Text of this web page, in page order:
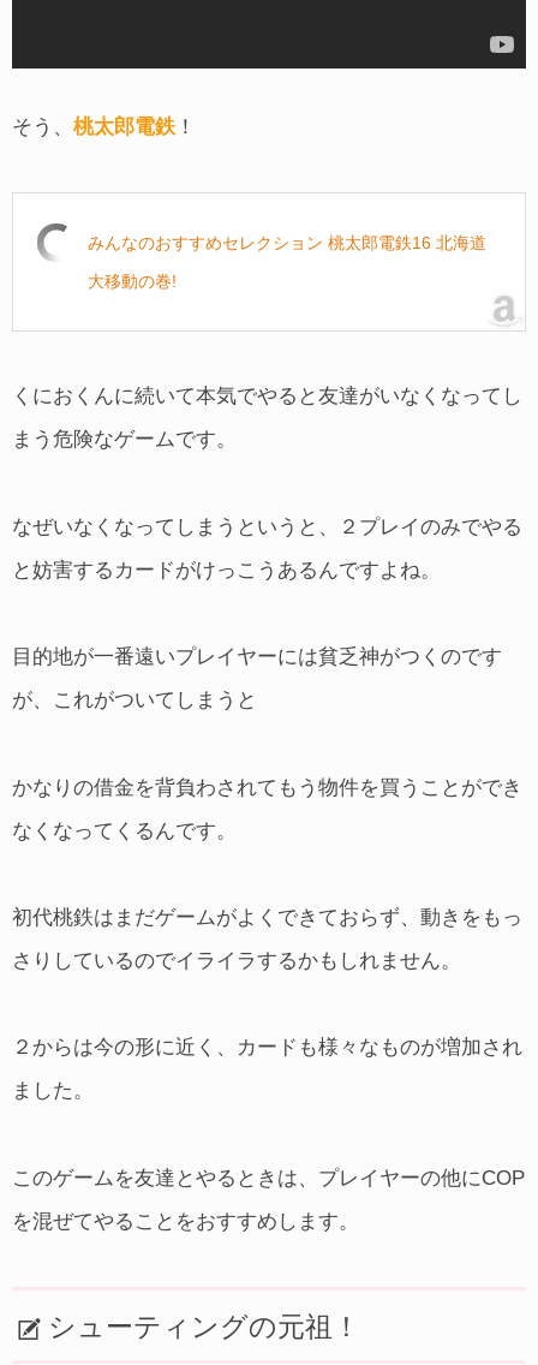
そう、 桃太郎電鉄 ！
みんなのおすすめセレクション 桃太郎電鉄16 北海道
大移動の巻!
くにおくんに続いて本気でやると友達がいなくなってし
まう危険なゲームです。
なぜいなくなってしまうというと、２プレイのみでやる
と妨害するカードがけっこうあるんですよね。
目的地が一番遠いプレイヤーには貧乏神がつくのです
が、これがついてしまうと
かなりの借金を背負わされてもう物件を買うことができ
なくなってくるんです。
初代桃鉄はまだゲームがよくできておらず、動きをもっ
さりしているのでイライラするかもしれません。
２からは今の形に近く、カードも様々なものが増加され
ました。
このゲームを友達とやるときは、プレイヤーの他にCOP
を混ぜてやることをおすすめします。
シューティングの元祖！